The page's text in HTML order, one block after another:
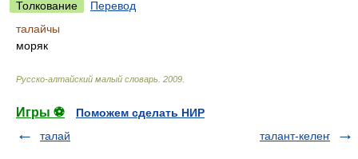
Толкование
Перевод
талайчы
моряк
Русско-алтайский малый словарь 2009
Игры ⚽
Поможем сделать НИР
талай
талант-келеҥ